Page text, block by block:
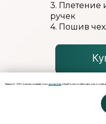
Нажмите «ОК», если вы соглашаетесь с условиями обработки cookie и данных о
3. Плетение
ручек
4. Пошив